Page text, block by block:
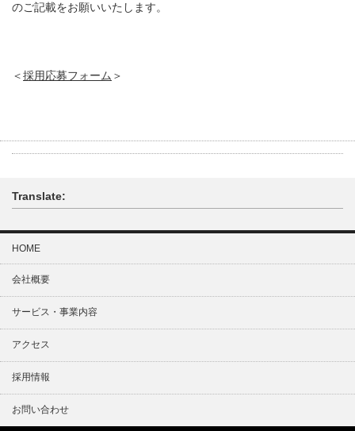
のご記載をお願いいたします。
＜採用応募フォーム ＞
Translate:
HOME
会社概要
サービス・事業内容
アクセス
採用情報
お問い合わせ